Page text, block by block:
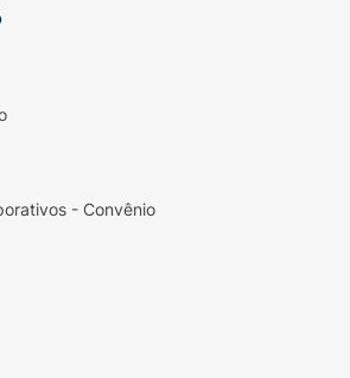
passadas.
água para uma limpeza
- Convênio